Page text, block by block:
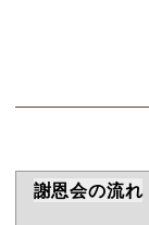
謝恩会の流れ